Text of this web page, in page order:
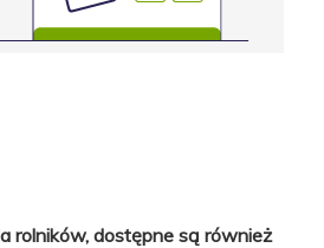
rolników, dostępne są również